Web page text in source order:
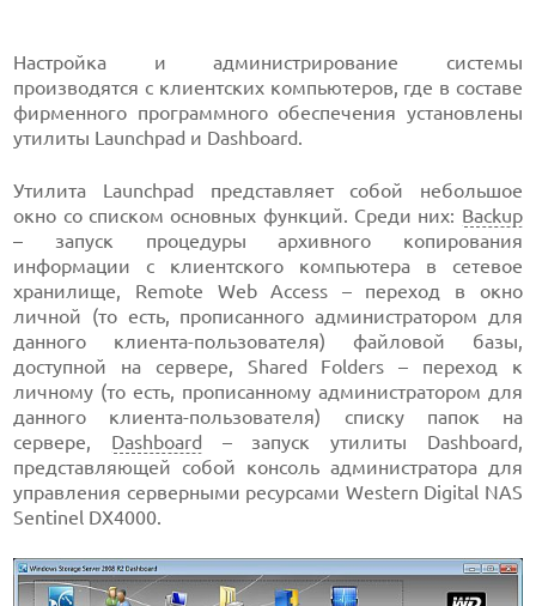
Настройка и администрирование системы
производятся с клиентских компьютеров, где в составе
фирменного программного обеспечения установлены
утилиты Launchpad и Dashboard.
Утилита Launchpad представляет собой небольшое
окно со списком основных функций. Среди них: Backup
– запуск процедуры архивного копирования
информации с клиентского компьютера в сетевое
хранилище, Remote Web Access – переход в окно
личной (то есть, прописанного администратором для
данного клиента-пользователя) файловой базы,
доступной на сервере, Shared Folders – переход к
личному (то есть, прописанному администратором для
данного клиента-пользователя) списку папок на
сервере, Dashboard – запуск утилиты Dashboard,
представляющей собой консоль администратора для
управления серверными ресурсами Western Digital NAS
Sentinel DX4000.